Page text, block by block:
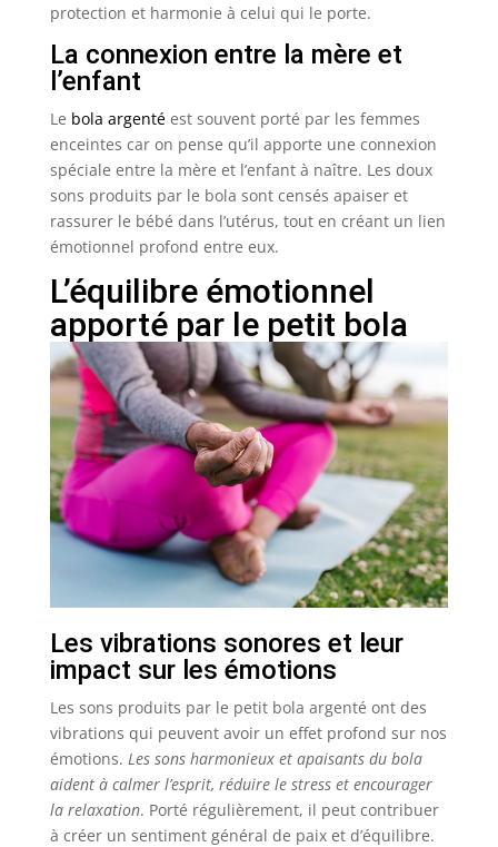
protection et harmonie à celui qui le porte.
La connexion entre la mère et
l’enfant
Le bola argentéest souvent porté par les femmes
enceintes car on pense qu’il apporte une connexion
spéciale entre la mère et l’enfant à naître. Les doux
sons produits par le bola sont censés apaiser et
rassurer le bébé dans l’utérus, tout en créant un lien
émotionnel profond entre eux.
L’équilibre émotionnel
apporté par le petit bola
Les vibrations sonores et leur
impact sur les émotions
Les sons produits par le petit bola argenté ont des
vibrations qui peuvent avoir un effet profond sur nos
émotions. Les sons harmonieux et apaisants du bola
aident à calmer l’esprit, réduire le stress et encourager
la relaxation. Porté régulièrement, il peut contribuer
à créer un sentiment général de paix et d’équilibre.